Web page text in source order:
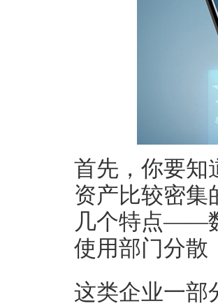
首先，你要知
资产比较密集
几个特点——
使用部门分散
这类企业一部